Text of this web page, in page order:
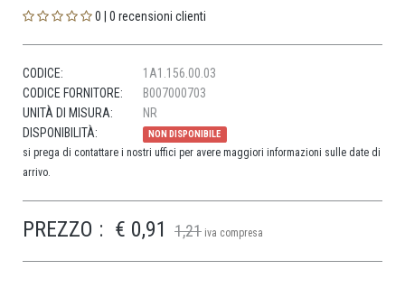
0 | 0 recensioni clienti
CODICE:
1A1.156.00.03
CODICE FORNITORE:
B007000703
UNITÀ DI MISURA:
NR
DISPONIBILITÀ:
NON DISPONIBILE
si prega di contattare i nostri uffici per avere maggiori informazioni sulle date di
arrivo.
PREZZO : € 0,91 1,21 iva compresa